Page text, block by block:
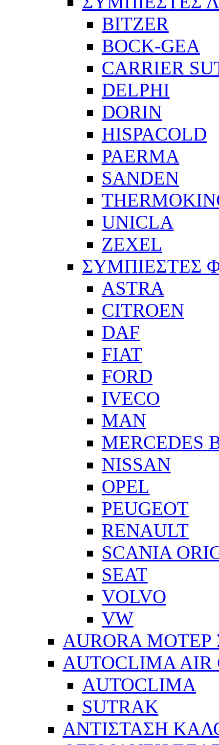
BITZER
BOCK-GEA
CARRIER
DELPHI
DORIN
HISPACOLD
PAERMA
SANDEN
UNICLA
ZEXEL
ΣΥΜΠΙΕΣΤΕΣ
ASTRA
CITROEN
DAF
FIAT
FORD
IVECO
MAN
MERCEDES
NISSAN
OPEL
PEUGEOT
RENAULT
SCANIA
SEAT
VOLVO
VW
AURORA
AUTOCLIMA AIR
AUTOCLIMA
SUTRAK
ΑΝΤΙΣΤΑΣΗ